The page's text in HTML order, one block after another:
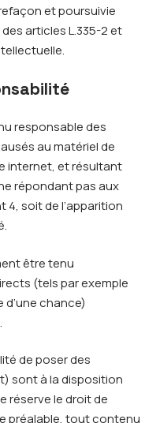
et poursuivie
articles L.335-2 et
responsable des
au matériel de
internet, et résultant
répondant pas aux
soit de l’apparition
être tenu
(tels par exemple
d’une chance)
de poser des
sont à la disposition
réserve le droit de
préalable, tout contenu